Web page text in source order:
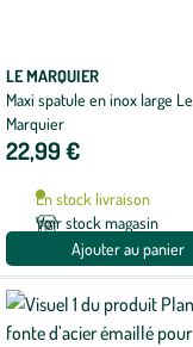
LE MARQUIER
Maxi spatule en inox large Le
Marquier
22,99 €
En stock livraison
Voir stock magasin
Ajouter au panier